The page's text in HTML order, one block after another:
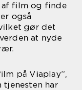
film og finde
også
gør det
at nyde
på Viaplay”,
tjenesten har